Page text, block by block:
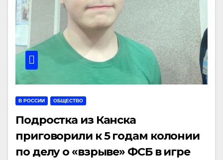
В РОССИИ ОБЩЕСТВО
Подростка из Канска
приговорили к 5 годам колонии
по делу о «взрыве» ФСБ в игре